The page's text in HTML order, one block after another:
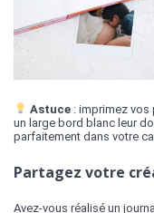
Astuce: imprimez vos
un large bord blanc leur
parfaitement dans votre
Partagez votre
Avez-vous réalisé un